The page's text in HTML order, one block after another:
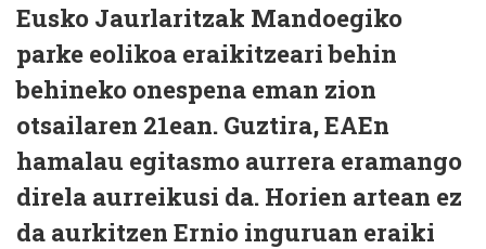
Eusko Jaurlaritzak Mandoegiko
parke eolikoa eraikitzeari behin
behineko onespena eman zion
otsailaren 21ean. Guztira, EAEn
hamalau egitasmo aurrera eramango
direla aurreikusi da. Horien artean ez
da aurkitzen Ernio inguruan eraiki